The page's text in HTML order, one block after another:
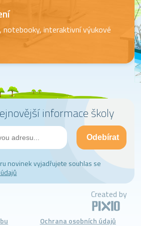
notebooky, interaktivní výukové
informace školy
novinek vyjadřujete souhlas se
Created by
Ochrana osobních údajů